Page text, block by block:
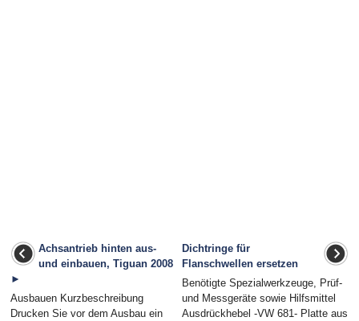
Achsantrieb hinten aus-
und einbauen, Tiguan 2008
►
Ausbauen Kurzbeschreibung
Drucken Sie vor dem Ausbau ein
Dichtringe für
Flanschwellen ersetzen
Benötigte Spezialwerkzeuge, Prüf-
und Messgeräte sowie Hilfsmittel
Ausdrückhebel -VW 681- Platte aus